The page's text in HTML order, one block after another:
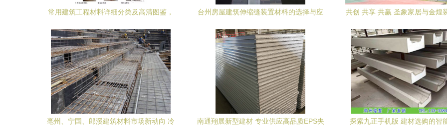
常用建筑工程材料详细分类及高清图鉴，
台州房屋建筑伸缩缝装置材料的选择与应
共创 共享 共赢 圣象家居与金煌
亳州、宁国、郎溪建筑材料市场新动向 冷
南通翔展新型建材 专业供应高品质EPS夹
探索九正手机版 建材选购的智